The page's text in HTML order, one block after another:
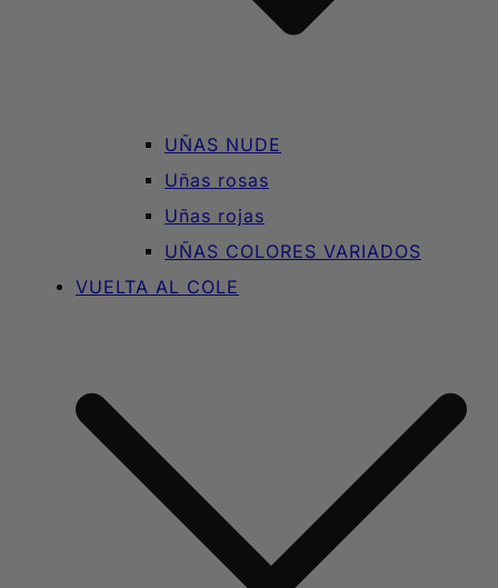
UÑAS NUDE
Uñas rosas
Uñas rojas
UÑAS COLORES VARIADOS
VUELTA AL COLE